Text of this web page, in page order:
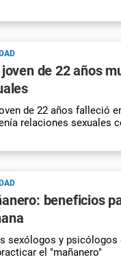
joven de 22 años
de 22 años falleció
relaciones sexuales
beneficios
sexólogos y psicólogos
el "mañanero"